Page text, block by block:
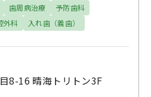
歯周病治療
予防歯科
外科
入れ歯（義歯）
8-16 晴海トリトン3F